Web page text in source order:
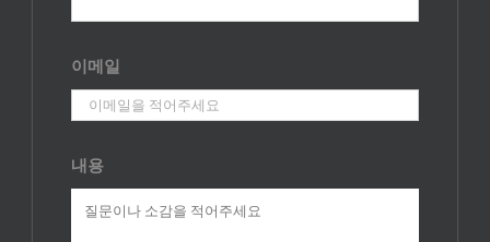
이메일
내용